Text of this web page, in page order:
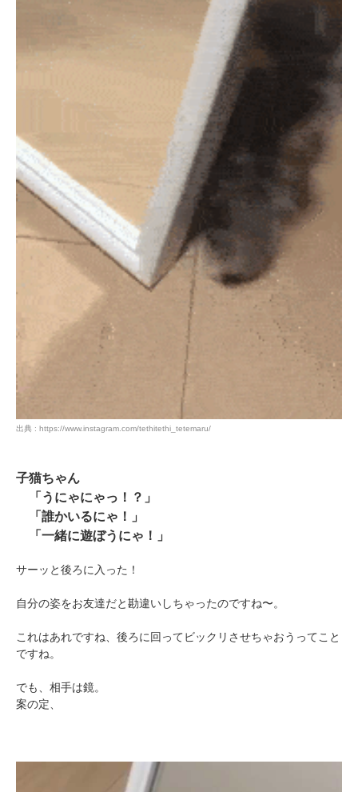
出典 : https://www.instagram.com/tethitethi_tetemaru/
子猫ちゃん
「うにゃにゃっ！？」
「誰かいるにゃ！」
「一緒に遊ぼうにゃ！」
サーッと後ろに入った！
自分の姿をお友達だと勘違いしちゃったのですね〜。
これはあれですね、後ろに回ってビックリさせちゃおうってこと
ですね。
でも、相手は鏡。
案の定、